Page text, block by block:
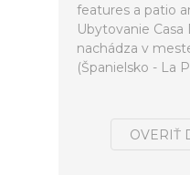
features a patio
Ubytovanie
nachádza v
(Španielsko - La
OVERIŤ